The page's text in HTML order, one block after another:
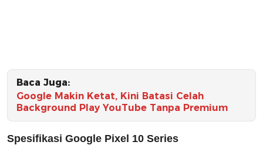
Baca Juga:
Google Makin Ketat, Kini Batasi Celah
Background Play YouTube Tanpa Premium
Spesifikasi Google Pixel 10 Series